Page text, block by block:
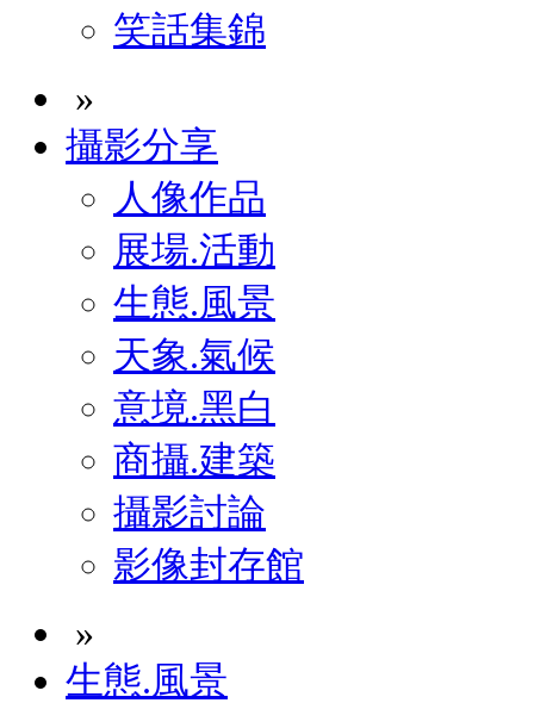
笑話集錦
»
攝影分享
人像作品
展場.活動
生態.風景
天象.氣候
意境.黑白
商攝.建築
攝影討論
影像封存館
»
生態.風景